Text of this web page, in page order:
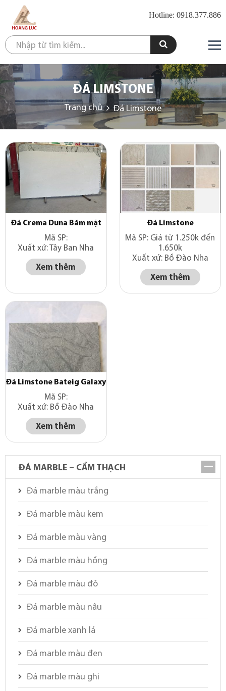
Hotline: 0918.377.886
ĐÁ LIMSTONE
Trang chủ Đá Limstone
Đá Crema Duna Băm mặt
Mã SP:
Xuất xứ: Tây Ban Nha
Xem thêm
Đá Limstone
Mã SP: Giá từ 1.250k đến
1.650k
Xuất xứ: Bồ Đào Nha
Xem thêm
Đá Limstone Bateig Galaxy
Mã SP:
Xuất xứ: Bồ Đào Nha
Xem thêm
ĐÁ MARBLE – CẨM THẠCH
Đá marble màu trắng
Đá marble màu kem
Đá marble màu vàng
Đá marble màu hồng
Đá marble màu đỏ
Đá marble màu nâu
Đá marble xanh lá
Đá marble màu đen
Đá marble màu ghi